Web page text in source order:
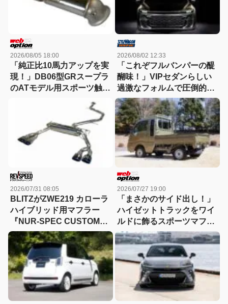
2026/08/05 18:00
「純正比10馬力アップを実
現！」DB06型GRスープラ
のATモデル用スポーツ触媒
2026/08/02 12:33
「これぞフルバンパーの醍
醐味！」VIPセダンらしい
過激なフォルムで圧倒的な
クラウンの存在感をアピー
ルする
2026/07/31 08:05
BLITZがZWE219 カローラ
ハイブリッド用マフラー
『NUR-SPEC CUSTOM
EDITION』を発売 テール
は3種類を選択可
2026/07/27 19:00
「まさかのサイド出し！」
ハイゼットトラックをワイ
ルドに飾るスポーツマフラ
ーが登場